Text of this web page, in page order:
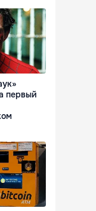
первый